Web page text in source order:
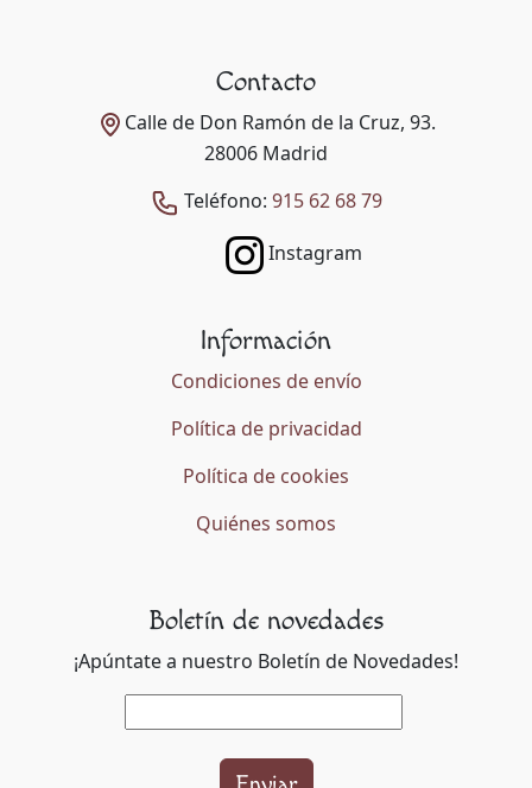
Contacto
Calle de Don Ramón de la Cruz, 93.
28006 Madrid
Teléfono: 915 62 68 79
Instagram
Información
Condiciones de envío
Política de privacidad
Política de cookies
Quiénes somos
Boletín de novedades
¡Apúntate a nuestro Boletín de Novedades!